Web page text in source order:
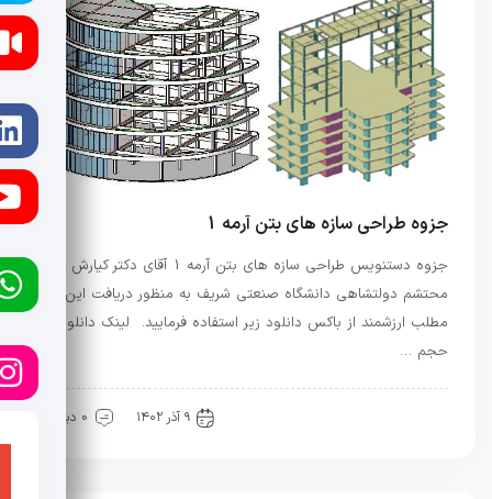
جزوه طراحی سازه های بتن آرمه 1
جزوه دستنویس طراحی سازه های بتن آرمه 1 آقای دکتر کیارش
محتشم دولتشاهی دانشگاه صنعتی شریف به منظور دریافت این
مطلب ارزشمند از باکس دانلود زیر استفاده فرمایید. لینک دانلود
حجم …
۹ آذر ۱۴۰۲ 0 دیدگاه